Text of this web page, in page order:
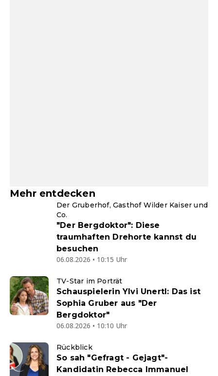
Mehr entdecken
Der Gruberhof, Gasthof Wilder Kaiser und
Co.
"Der Bergdoktor": Diese
traumhaften Drehorte kannst du
besuchen
06.08.2026 • 10:15 Uhr
TV-Star im Porträt
Schauspielerin Ylvi Unertl: Das ist
Sophia Gruber aus "Der
Bergdoktor"
06.08.2026 • 10:10 Uhr
Rückblick
So sah "Gefragt - Gejagt"-
Kandidatin Rebecca Immanuel